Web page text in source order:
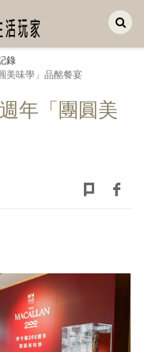
錄
美味學」品酩餐宴
年「團圓美